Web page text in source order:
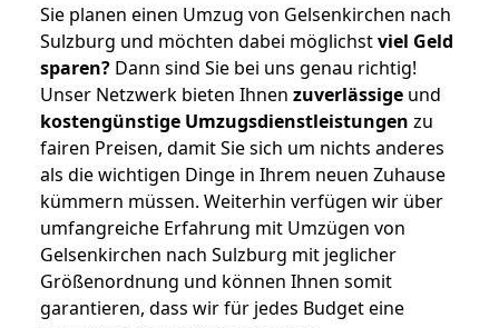
Sie planen einen Umzug von Gelsenkirchen nach
Sulzburg und möchten dabei möglichstviel Geld
sparen? Dann sind Sie bei uns genau richtig!
Unser Netzwerk bieten Ihnen zuverlässige und
kostengünstige Umzugsdienstleistungen zu
fairen Preisen, damit Sie sich um nichts anderes
als die wichtigen Dinge in Ihrem neuen Zuhause
kümmern müssen. Weiterhin verfügen wir über
umfangreiche Erfahrung mit Umzügen von
Gelsenkirchen nach Sulzburg mit jeglicher
Größenordnung und können Ihnen somit
garantieren, dass wir für jedes Budget eine